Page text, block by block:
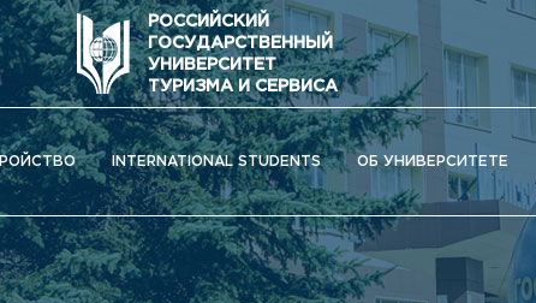
РОССИЙСКИЙ
ГОСУДАРСТВЕННЫЙ
УНИВЕРСИТЕТ
ТУРИЗМА И СЕРВИСА
INTERNATIONAL STUDENTS ОБ УНИВЕРСИТЕТЕ